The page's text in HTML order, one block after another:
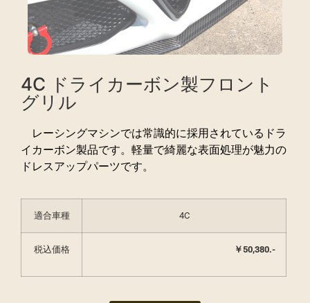
4C ドライカーボン製フロント
グリル
レーシングマシンでは常識的に採用されているドラ
イカーボン製品です。軽量で綺麗な表面処理が魅力の
ドレスアップパーツです。
適合車種 4C
税込価格 ￥50,380.-